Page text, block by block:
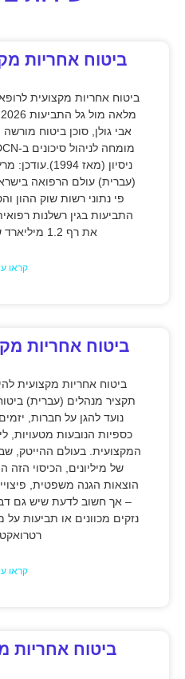
ביטוח אחריות
ביטוח אחריות מקצועית
אבי גולן, סוכן ביטוח מורשה
ניסיון (מאז 1994).עודכן: מרץ 2026
(עברית) עולם הרפואה
פי נתוני רשות שוק ההון
את רף 1.2 מיליארד ש"ח, עם עלייה של
קראו
ביטוח אחריות
ביטוח אחריות מקצועית
תקציר מנהלים (עברית)
נועד להגן על חברות,
כספיות הנובעות מטעויות,
המקצועית. בעולם ההייטק,
של מיליונים, הכיסוי הזה
הוצאות הגנה משפטית,
– אך חשוב לדעת שיש גם
נזקים מכוונים או תביעות
קראו
ביטוח אחריות